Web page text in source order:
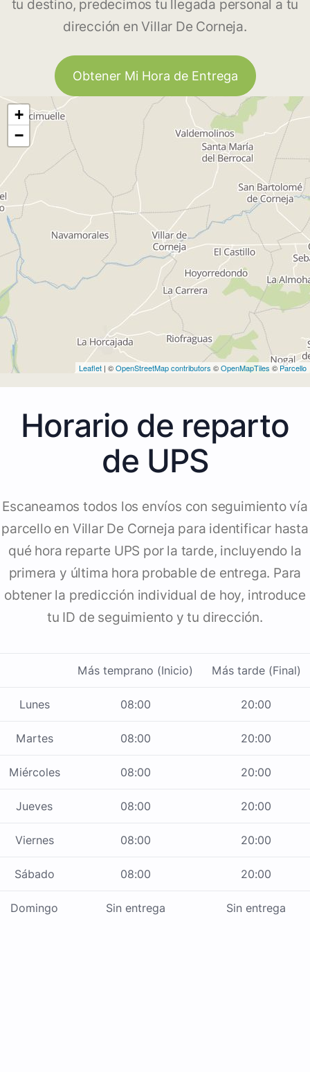
tu destino, predecimos tu llegada personal a tu
dirección en Villar De Corneja.
Obtener Mi Hora de Entrega
+
−
Leaflet | ©OpenStreetMap contributors ©OpenMapTiles © Parcello
Horario de reparto
de UPS
Escaneamos todos los envíos con seguimiento vía
parcello en Villar De Corneja para identificar hasta
qué hora reparte UPS por la tarde, incluyendo la
primera y última hora probable de entrega. Para
obtener la predicción individual de hoy, introduce
tu ID de seguimiento y tu dirección.
Más temprano (Inicio) Más tarde (Final)
Lunes 08:00 20:00
Martes 08:00 20:00
Miércoles 08:00 20:00
Jueves 08:00 20:00
Viernes 08:00 20:00
Sábado 08:00 20:00
Domingo Sin entrega Sin entrega